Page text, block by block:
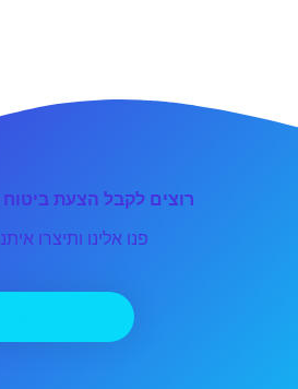
רוצים לקבל הצעת
פנו אלינו ותיצרו